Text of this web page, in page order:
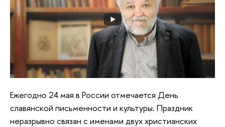
Ежегодно 24 мая в России отмечается День
славянской письменности и культуры. Праздник
неразрывно связан с именами двух христианских